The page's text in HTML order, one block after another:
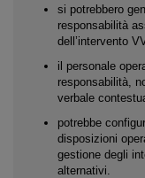
si potrebbero
responsabilità
dell’intervento
il personale
responsabilità,
verbale
potrebbe
disposizioni
gestione degli
alternativi.